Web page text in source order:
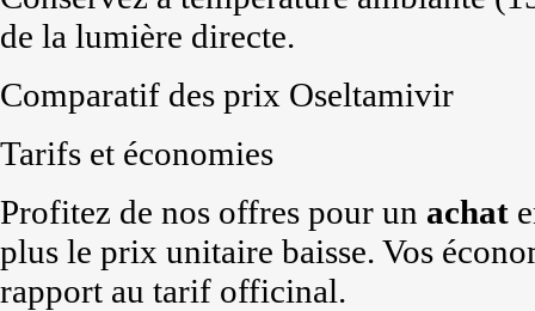
de la lumière directe.
Comparatif des prix Oseltamivir
Tarifs et économies
Profitez de nos offres pour un achat
plus le prix unitaire baisse. Vos
rapport au tarif officinal.